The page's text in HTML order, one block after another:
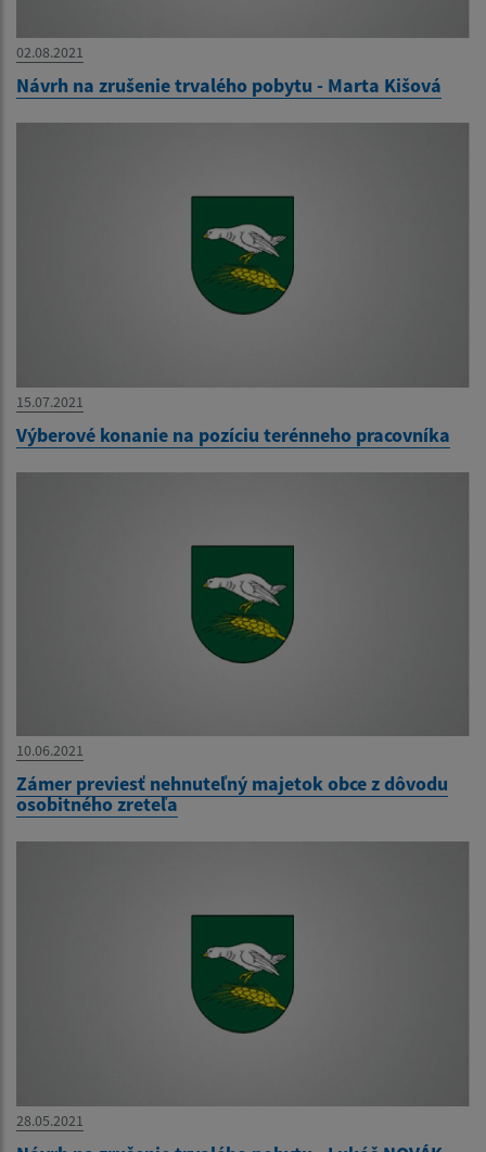
02.08.2021
Návrh na zrušenie trvalého pobytu - Marta Kišová
15.07.2021
Výberové konanie na pozíciu terénneho pracovníka
10.06.2021
Zámer previesť nehnuteľný majetok obce z dôvodu
osobitného zreteľa
28.05.2021